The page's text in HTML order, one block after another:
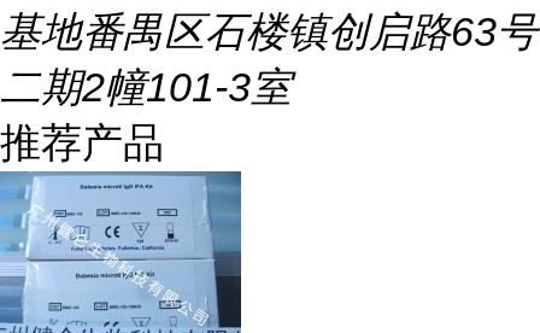
基地番禺区石楼镇创启路63号
二期2幢101-3室
推荐产品